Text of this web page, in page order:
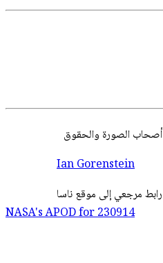
أصحاب الصورة والحقوق
Ian Gorenstein
رابط مرجعي إلى موقع ناسا
NASA's APOD for230914